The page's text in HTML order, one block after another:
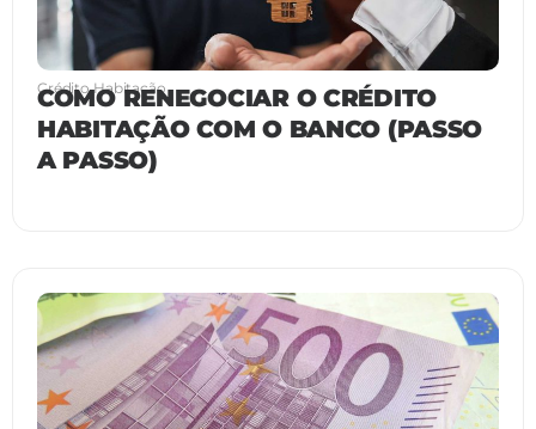
Crédito Habitação
COMO RENEGOCIAR O CRÉDITO
HABITAÇÃO COM O BANCO (PASSO
A PASSO)